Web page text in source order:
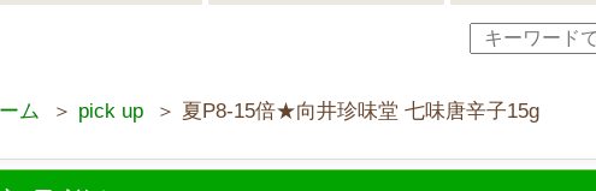
ム ＞ pick up ＞ 夏P8-15倍★向井珍味堂 七味唐辛子15g